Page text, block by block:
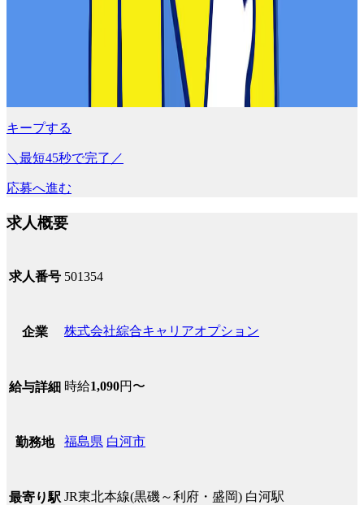
キープする
＼最短45秒で完了／
応募へ進む
求人概要
求人番号 501354
企業 株式会社綜合キャリアオプション
給与詳細 時給1,090円〜
勤務地 福島県 白河市
最寄り駅 JR東北本線(黒磯～利府・盛岡) 白河駅